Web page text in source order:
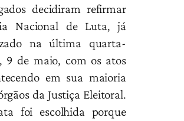
decidiram refirmar
Nacional de Luta, já
na última quarta-
9 de maio, com os atos
em sua maioria
da Justiça Eleitoral.
foi escolhida porque